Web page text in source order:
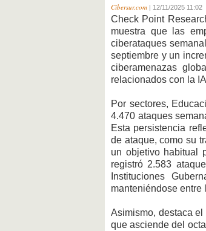
Cibersur.com 12/11/2025 11:02
Check Point
muestra que las
ciberataques
septiembre y un
ciberamenazas
relacionados con la
Por sectores,
4.470 ataques
Esta persistencia
de ataque, como su
un objetivo habitual
registró 2.583
Instituciones
manteniéndose entre
Asimismo, destaca
que asciende del